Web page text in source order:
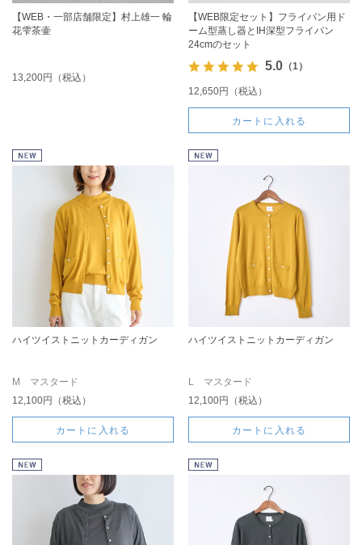
【WEB・一部店舗限定】村上雄一 輪
花雫茶壷
13,200円（税込）
【WEB限定セット】フライパン用ド
ーム型蒸し器とIH深型フライパン
24cmのセット
5.0（1）
12,650円（税込）
カートに入れる
ハイツイストニットカーディガン
M マスタード
12,100円（税込）
カートに入れる
ハイツイストニットカーディガン
L マスタード
12,100円（税込）
カートに入れる